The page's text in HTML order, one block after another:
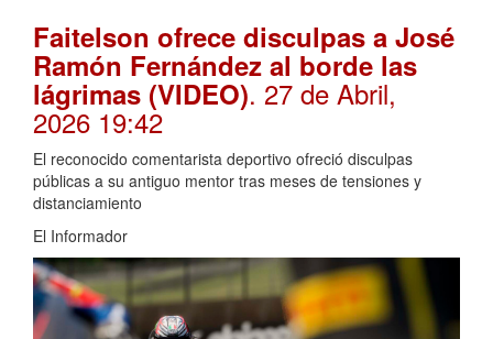
Faitelson ofrece disculpas a José
Ramón Fernández al borde las
lágrimas (VIDEO). 27 de Abril,
2026 19:42
El reconocido comentarista deportivo ofreció disculpas
públicas a su antiguo mentor tras meses de tensiones y
distanciamiento
El Informador